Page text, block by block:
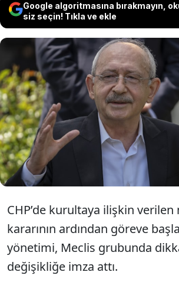
Google algoritmasına bırakmayın,
siz seçin! Tıkla ve ekle
CHP Genel Merkezi kaynakları,
görevleri için Sevda Erdan Kılıç
isimlerinin gündemde olduğunu
Kılıçdaroğlu yönetiminin,
tedbir kararı nedeniyle
yerine atama yöntemiyle
planladığı öğrenildi. Söz
içinde yeni tartışmaları
bekleniyor.
CHP’de kurultaya ilişkin
kararının ardından göreve
yönetimi, Meclis grubunda
değişikliğe imza attı.